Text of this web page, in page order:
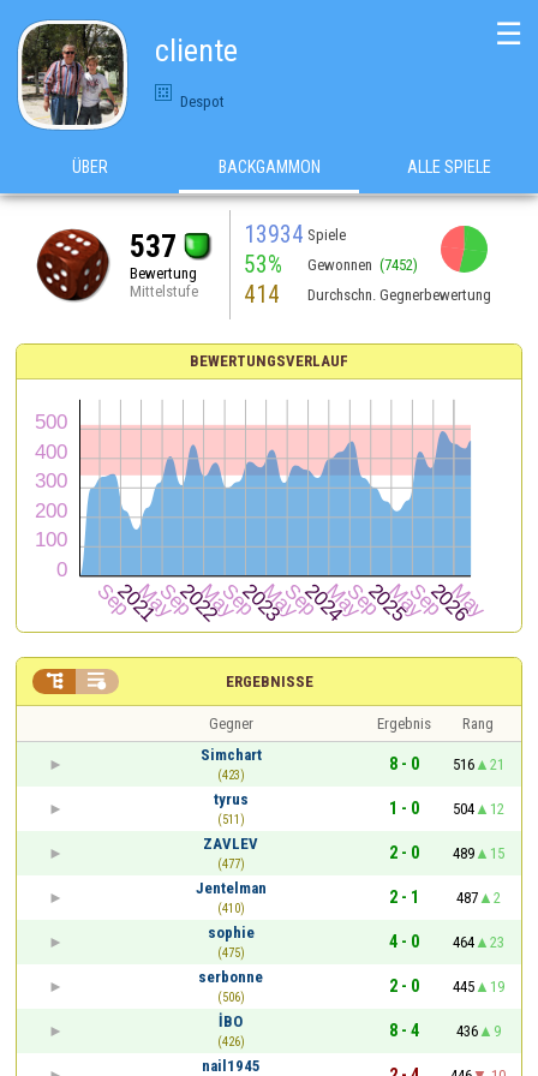
cliente
Despot
☰
ÜBER BACKGAMMON ALLE SPIELE
537
Bewertung
Mittelstufe
13934 Spiele
53% Gewonnen (7452)
414 Durchschn. Gegnerbewertung
BEWERTUNGSVERLAUF
ERGEBNISSE
 
Gegner Ergebnis
Rang
Simchart
(423)
8 - 0 516
21
tyrus
(511)
1 - 0 504
12
ZAVLEV
(477)
2 - 0 489
15
Jentelman
(410)
2 - 1 487
2
sophie
(475)
4 - 0 464
23
serbonne
(506)
2 - 0 445
19
İBO
(426)
8 - 4 436
9
nail1945